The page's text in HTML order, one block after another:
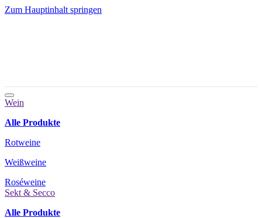
Zum Hauptinhalt springen
Wein
Alle Produkte
Rotweine
Weißweine
Roséweine
Sekt & Secco
Alle Produkte